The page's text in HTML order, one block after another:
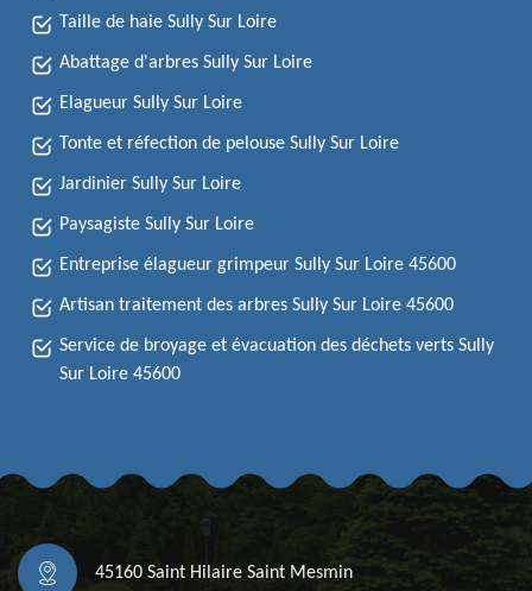
Taille de haie Sully Sur Loire
Abattage d'arbres Sully Sur Loire
Elagueur Sully Sur Loire
Tonte et réfection de pelouse Sully Sur Loire
Jardinier Sully Sur Loire
Paysagiste Sully Sur Loire
Entreprise élagueur grimpeur Sully Sur Loire 45600
Artisan traitement des arbres Sully Sur Loire 45600
Service de broyage et évacuation des déchets verts Sully
Sur Loire 45600
45160 Saint Hilaire Saint Mesmin